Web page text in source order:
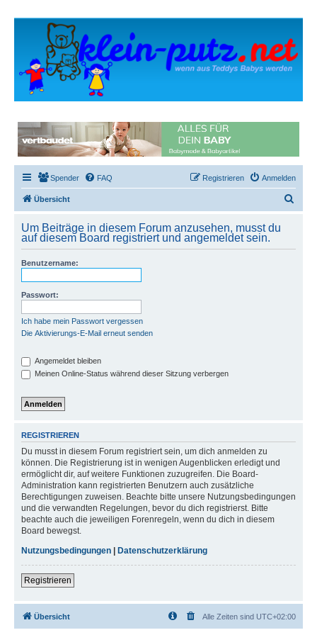
Spender FAQ Anmelden
Registrieren
Übersicht
h
Um Beiträge in diesem Forum anzusehen, musst du
auf diesem Board registriert und angemeldet sein.
Benutzername:
Passwort:
Ich habe mein Passwort vergessen
Die Aktivierungs-E-Mail erneut senden
Angemeldet bleiben
Meinen Online-Status während dieser Sitzung verbergen
REGISTRIEREN
Du musst in diesem Forum registriert sein, um dich anmelden zu
können. Die Registrierung ist in wenigen Augenblicken erledigt und
ermöglicht dir, auf weitere Funktionen zuzugreifen. Die Board-
Administration kann registrierten Benutzern auch zusätzliche
Berechtigungen zuweisen. Beachte bitte unsere Nutzungsbedingungen
und die verwandten Regelungen, bevor du dich registrierst. Bitte
beachte auch die jeweiligen Forenregeln, wenn du dich in diesem
Board bewegst.
Nutzungsbedingungen
Datenschutzerklärung
Registrieren
Übersicht Alle Zeiten sind UTC+02:00